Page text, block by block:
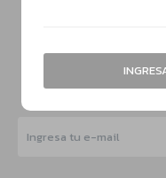
Recibe todas las